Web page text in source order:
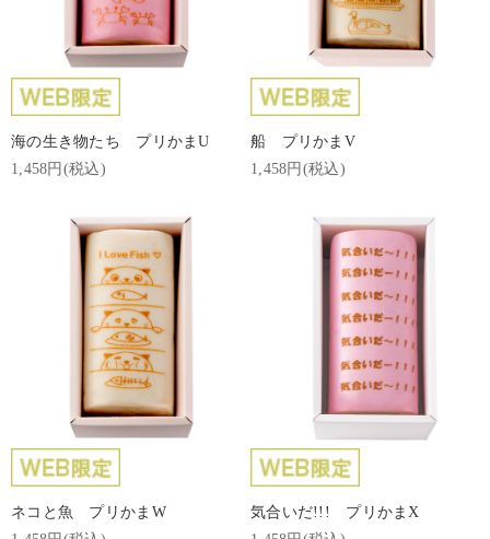
海の生き物たち プリかまU
1,458円(税込)
船 プリかまV
1,458円(税込)
ネコと魚 プリかまW
気合いだ!!! プリかまX